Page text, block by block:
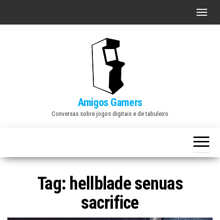
A
a
v
Amigos Gamers
Conversas sobre jogos digitais e de tabuleiro
Tag: hellblade senuas
sacrifice